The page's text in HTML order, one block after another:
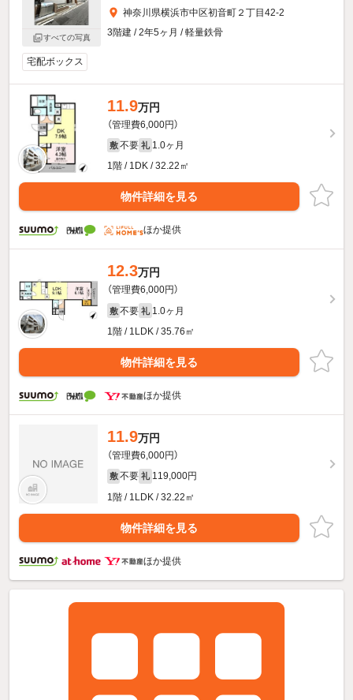
すべての写真
神奈川県横浜市中区初音町２丁目42-2
3階建 / 2年5ヶ月 / 軽量鉄骨
宅配ボックス
11.9万円
（管理費6,000円）
敷 不要 礼 1.0ヶ月
1階 / 1DK / 32.22㎡
物件詳細を見る
ほか提供
12.3万円
（管理費6,000円）
敷 不要 礼 1.0ヶ月
1階 / 1LDK / 35.76㎡
物件詳細を見る
ほか提供
11.9万円
（管理費6,000円）
敷 不要 礼 119,000円
1階 / 1LDK / 32.22㎡
物件詳細を見る
ほか提供